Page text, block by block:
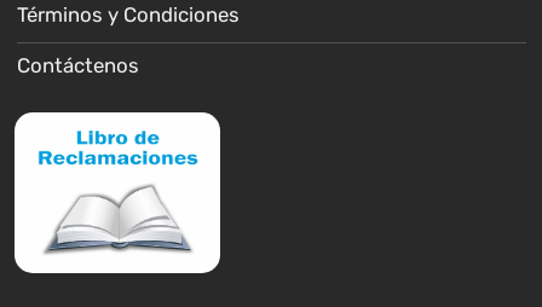
Términos y Condiciones
Contáctenos